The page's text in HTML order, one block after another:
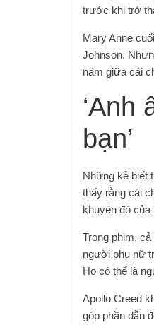
trước khi trở
Mary Anne
Johnson.
năm giữa cái
‘Anh
bạn’
Những kẻ biết
thấy rằng cái
khuyên đó
Trong phim,
người phụ nữ
Họ có thể là
Apollo Creed
góp phần dẫn